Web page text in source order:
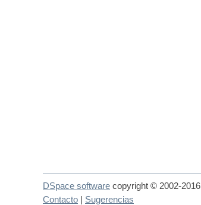
DSpace software copyright © 2002-2016
Contacto
Sugerencias